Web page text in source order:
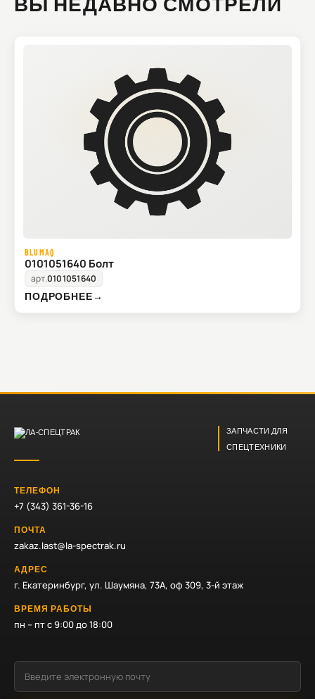
BLUMAQ
0101051640 Болт
арт.0101051640
ПОДРОБНЕЕ→
ЗАПЧАСТИ ДЛЯ
СПЕЦТЕХНИКИ
ТЕЛЕФОН
+7 (343) 361-36-16
ПОЧТА
zakaz.last@la-spectrak.ru
АДРЕС
г. Екатеринбург, ул. Шаумяна, 73А, оф 309, 3-й этаж
ВРЕМЯ РАБОТЫ
пн – пт с 9:00 до 18:00